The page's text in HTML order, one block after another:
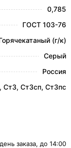
0,785
ГОСТ 103-76
(г/к)
Серый
Россия
Ст3, Ст3сп, Ст3пс
заказа, до 14:00